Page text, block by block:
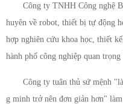
Công ty TNHH Công nghệ
huyên về robot, thiết bị tự động
hợp nghiên cứu khoa học, thiết
hành phố công nghiệp quan
Công ty tuân thủ sứ mệnh
g minh trở nên đơn giản hơn"